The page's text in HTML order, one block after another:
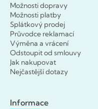
Možnosti dopravy
Možnosti platby
Splátkový prodej
Průvodce reklamací
Výměna a vrácení
Odstoupit od smlouvy
Jak nakupovat
Nejčastější dotazy
Informace